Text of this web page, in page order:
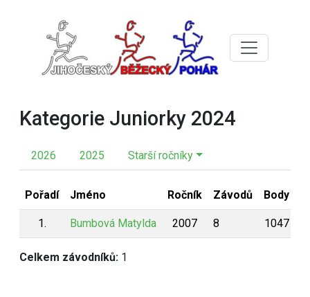
Kategorie Juniorky 2024
2026 2025 Starší ročníky
Pořadí Jméno Ročník Závodů Body
1. Bumbová Matylda 2007 8 1047
Celkem závodníků: 1